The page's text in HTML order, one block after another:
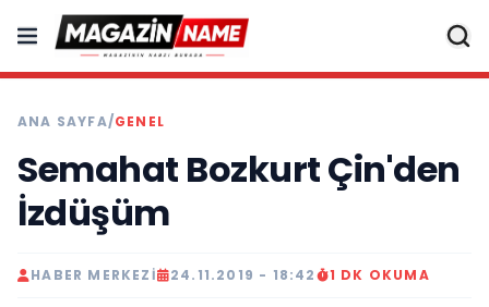
ANA SAYFA/GENEL
Semahat Bozkurt Çin'den
İzdüşüm
HABER MERKEZI 24.11.2019 - 18:42 1 DK OKUMA